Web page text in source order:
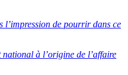
l’impression de pourrir dans ce
à l’origine de l’affaire